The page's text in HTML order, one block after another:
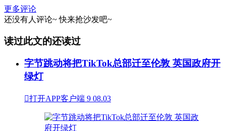
更多评论
还没有人评论~ 快来抢沙发吧~
读过此文的还读过
字节跳动将把TikTok总部迁至伦敦 英国政府开
绿灯
打开APP客户端 9 08.03